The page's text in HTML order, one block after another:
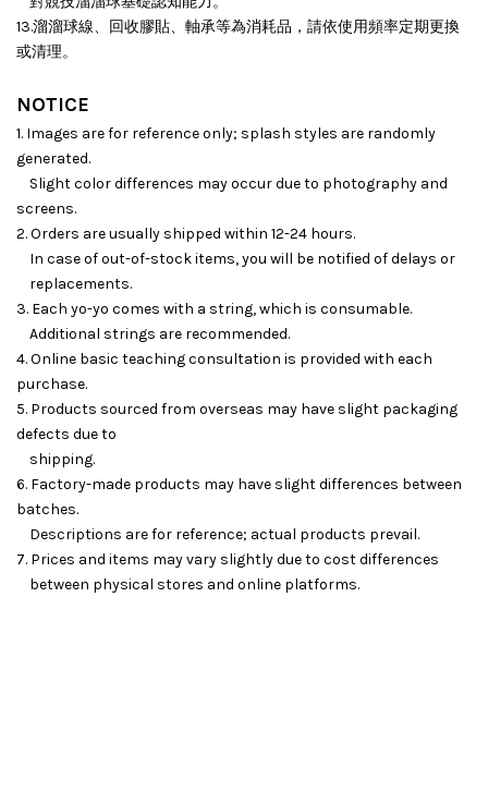
13.溜溜球線、回收膠貼、軸承等為消耗品，請依使用頻率定期更換
或清理。
NOTICE
1. Images are for reference only; splash styles are randomly
generated.
Slight color differences may occur due to photography and
screens.
2. Orders are usually shipped within 12-24 hours.
In case of out-of-stock items, you will be notified of delays or
replacements.
3. Each yo-yo comes with a string, which is consumable.
Additional strings are recommended.
4. Online basic teaching consultation is provided with each
purchase.
5. Products sourced from overseas may have slight packaging
defects due to
shipping.
6. Factory-made products may have slight differences between
batches.
Descriptions are for reference; actual products prevail.
7. Prices and items may vary slightly due to cost differences
between physical stores and online platforms.